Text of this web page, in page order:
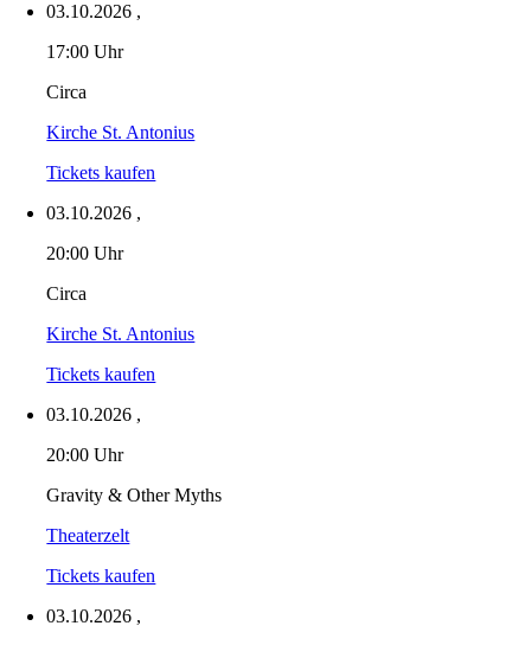
03.10.2026 ,
17:00 Uhr
Circa
Kirche St. Antonius
Tickets kaufen
03.10.2026 ,
20:00 Uhr
Circa
Kirche St. Antonius
Tickets kaufen
03.10.2026 ,
20:00 Uhr
Gravity & Other Myths
Theaterzelt
Tickets kaufen
03.10.2026 ,